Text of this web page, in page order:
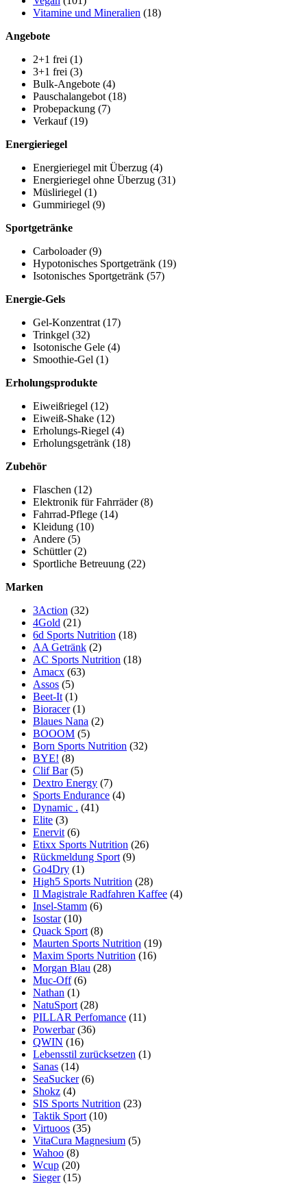
Vitamine und Mineralien (18)
Angebote
2+1 frei (1)
3+1 frei (3)
Bulk-Angebote (4)
Pauschalangebot (18)
Probepackung (7)
Verkauf (19)
Energieriegel
Energieriegel mit Überzug (4)
Energieriegel ohne Überzug (31)
Müsliriegel (1)
Gummiriegel (9)
Sportgetränke
Carboloader (9)
Hypotonisches Sportgetränk (19)
Isotonisches Sportgetränk (57)
Energie-Gels
Gel-Konzentrat (17)
Trinkgel (32)
Isotonische Gele (4)
Smoothie-Gel (1)
Erholungsprodukte
Eiweißriegel (12)
Eiweiß-Shake (12)
Erholungs-Riegel (4)
Erholungsgetränk (18)
Zubehör
Flaschen (12)
Elektronik für Fahrräder (8)
Fahrrad-Pflege (14)
Kleidung (10)
Andere (5)
Schüttler (2)
Sportliche Betreuung (22)
Marken
3Action (32)
4Gold (21)
6d Sports Nutrition (18)
AA Getränk (2)
AC Sports Nutrition (18)
Amacx (63)
Assos (5)
Beet-It (1)
Bioracer (1)
Blaues Nana (2)
BOOOM (5)
Born Sports Nutrition (32)
BYE! (8)
Clif Bar (5)
Dextro Energy (7)
Sports Endurance (4)
Dynamic . (41)
Elite (3)
Enervit (6)
Etixx Sports Nutrition (26)
Rückmeldung Sport (9)
Go4Dry (1)
High5 Sports Nutrition (28)
Il Magistrale Radfahren Kaffee (4)
Insel-Stamm (6)
Isostar (10)
Quack Sport (8)
Maurten Sports Nutrition (19)
Maxim Sports Nutrition (16)
Morgan Blau (28)
Muc-Off (6)
Nathan (1)
NatuSport (28)
PILLAR Perfomance (11)
Powerbar (36)
QWIN (16)
Lebensstil zurücksetzen (1)
Sanas (14)
SeaSucker (6)
Shokz (4)
SIS Sports Nutrition (23)
Taktik Sport (10)
Virtuoos (35)
VitaCura Magnesium (5)
Wahoo (8)
Wcup (20)
Sieger (15)